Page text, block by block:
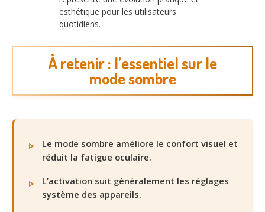
esthétique pour les utilisateurs
quotidiens.
À retenir : l’essentiel sur le
mode sombre
Le mode sombre améliore le confort visuel et
réduit la fatigue oculaire.
L’activation suit généralement les réglages
système des appareils.